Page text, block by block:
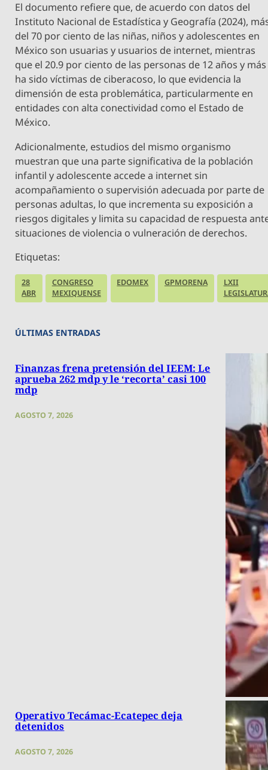
El documento refiere que, de acuerdo con datos del
Instituto Nacional de Estadística y Geografía (2024),
del 70 por ciento de las niñas, niños y adolescentes en
México son usuarias y usuarios de internet, mientras
que el 20.9 por ciento de las personas de 12 años y más
ha sido víctimas de ciberacoso, lo que evidencia la
dimensión de esta problemática, particularmente en
entidades con alta conectividad como el Estado de
México.
Adicionalmente, estudios del mismo organismo
muestran que una parte significativa de la población
infantil y adolescente accede a internet sin
acompañamiento o supervisión adecuada por parte de
personas adultas, lo que incrementa su exposición a
riesgos digitales y limita su capacidad de respuesta
situaciones de violencia o vulneración de derechos.
Etiquetas:
28
ABR
CONGRESO
MEXIQUENSE
EDOMEX GPMORENA
LXII
ÚLTIMAS ENTRADAS
Finanzas frena pretensión del IEEM: Le
aprueba 262 mdp y le ‘recorta’ casi 100
mdp
AGOSTO 7, 2026
Operativo Tecámac-Ecatepec deja
detenidos
AGOSTO 7, 2026